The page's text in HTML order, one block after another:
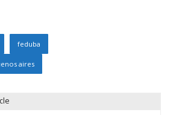
feduba
aires